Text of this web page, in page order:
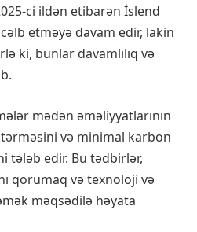
ci ildən etibarən İslend
etməyə davam edir, lakin
ki, bunlar davamlılıq və
mədən əməliyyatlarının
və minimal karbon
tələb edir. Bu tədbirlər,
qorumaq və texnoloji və
məqsədilə həyata